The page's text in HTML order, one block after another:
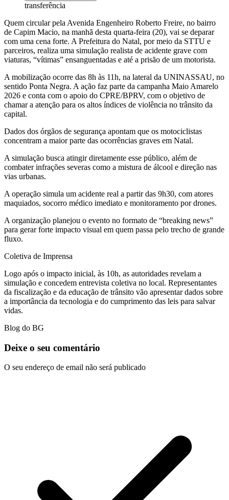
transferência
Quem circular pela Avenida Engenheiro Roberto Freire, no bairro
de Capim Macio, na manhã desta quarta-feira (20), vai se deparar
com uma cena forte. A Prefeitura do Natal, por meio da STTU e
parceiros, realiza uma simulação realista de acidente grave com
viaturas, “vítimas” ensanguentadas e até a prisão de um motorista.
A mobilização ocorre das 8h às 11h, na lateral da UNINASSAU, no
sentido Ponta Negra. A ação faz parte da campanha Maio Amarelo
2026 e conta com o apoio do CPRE/BPRV, com o objetivo de
chamar a atenção para os altos índices de violência no trânsito da
capital.
Dados dos órgãos de segurança apontam que os motociclistas
concentram a maior parte das ocorrências graves em Natal.
A simulação busca atingir diretamente esse público, além de
combater infrações severas como a mistura de álcool e direção nas
vias urbanas.
A operação simula um acidente real a partir das 9h30, com atores
maquiados, socorro médico imediato e monitoramento por drones.
A organização planejou o evento no formato de “breaking news”
para gerar forte impacto visual em quem passa pelo trecho de grande
fluxo.
Coletiva de Imprensa
Logo após o impacto inicial, às 10h, as autoridades revelam a
simulação e concedem entrevista coletiva no local. Representantes
da fiscalização e da educação de trânsito vão apresentar dados sobre
a importância da tecnologia e do cumprimento das leis para salvar
vidas.
Blog do BG
Deixe o seu comentário
O seu endereço de email não será publicado